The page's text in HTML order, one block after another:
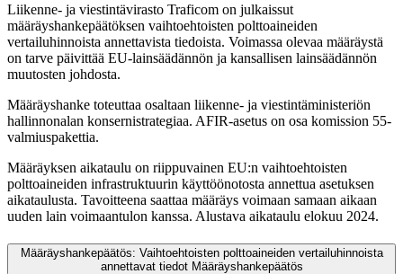
Liikenne- ja viestintävirasto Traficom on julkaissut
määräyshankepäätöksen vaihtoehtoisten polttoaineiden
vertailuhinnoista annettavista tiedoista. Voimassa olevaa määräystä
on tarve päivittää EU-lainsäädännön ja kansallisen lainsäädännön
muutosten johdosta.
Määräyshanke toteuttaa osaltaan liikenne- ja viestintäministeriön
hallinnonalan konsernistrategiaa. AFIR-asetus on osa komission 55-
valmiuspakettia.
Määräyksen aikataulu on riippuvainen EU:n vaihtoehtoisten
polttoaineiden infrastruktuurin käyttöönotosta annettua asetuksen
aikataulusta. Tavoitteena saattaa määräys voimaan samaan aikaan
uuden lain voimaantulon kanssa. Alustava aikataulu elokuu 2024.
Määräyshankepäätös: Vaihtoehtoisten polttoaineiden vertailuhinnoista
annettavat tiedot Määräyshankepäätös